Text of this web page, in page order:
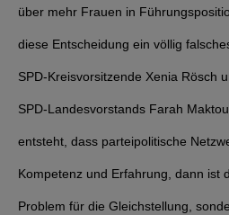
über mehr Frauen in
diese Entscheidung ein völlig
SPD-Kreisvorsitzende Xenia Rösch
SPD-Landesvorstands Farah
entsteht, dass parteipolitische
Kompetenz und Erfahrung, dann ist
Problem für die Gleichstellung,